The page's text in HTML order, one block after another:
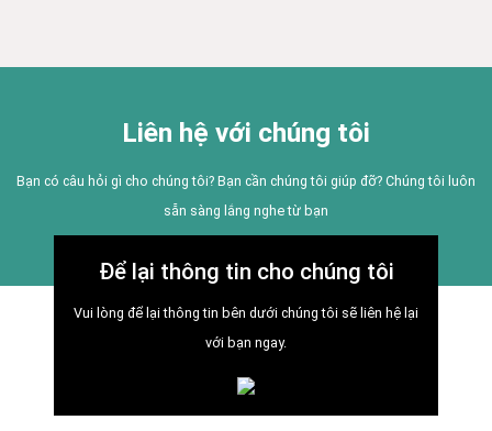
Liên hệ với chúng tôi
Bạn có câu hỏi gì cho chúng tôi? Bạn cần chúng tôi giúp đỡ? Chúng tôi luôn
sẵn sàng lắng nghe từ bạn
Để lại thông tin cho chúng tôi
Vui lòng để lại thông tin bên dưới chúng tôi sẽ liên hệ lại
với bạn ngay.